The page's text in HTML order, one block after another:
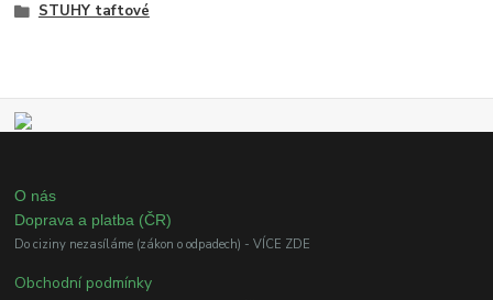
STUHY taftové
O nás
Doprava a platba (ČR)
Do ciziny nezasíláme (zákon o odpadech) - VÍCE ZDE
Obchodní podmínky